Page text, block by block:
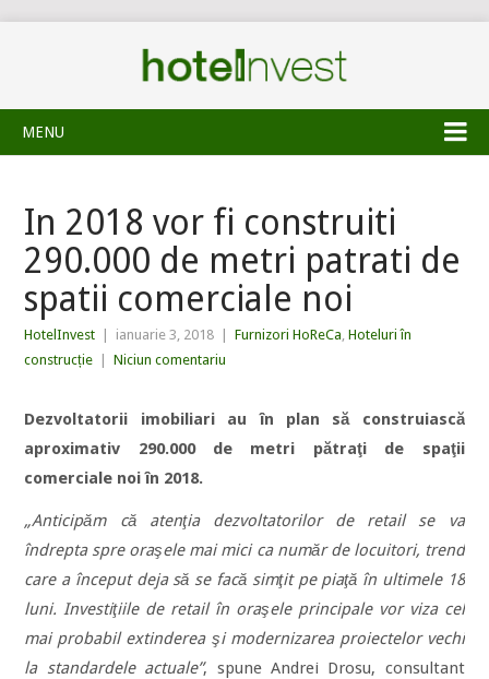
MENU
In 2018 vor fi construiti
290.000 de metri patrati de
spatii comerciale noi
HotelInvest ianuarie 3, 2018 Furnizori HoReCa,Hoteluri în
construcție
Niciun comentariu
Dezvoltatorii imobiliari au în plan să construiască
aproximativ 290.000 de metri pătraţi de spaţii
comerciale noi în 2018.
„Anticipăm că atenţia dezvoltatorilor de retail se va
îndrepta spre oraşele mai mici ca număr de locuitori, trend
care a început deja să se facă simţit pe piaţă în ultimele 18
luni. Investiţiile de retail în oraşele principale vor viza cel
mai probabil extinderea şi modernizarea proiectelor vechi
la standardele actuale”, spune Andrei Drosu, consultant